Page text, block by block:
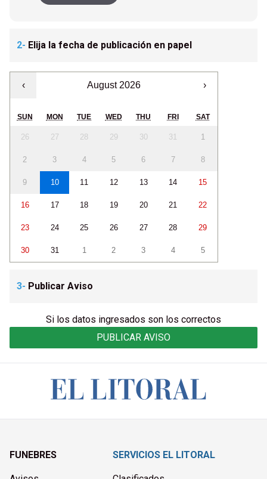
2- Elija la fecha de publicación en papel
‹ August 2026 ›
SUN MON TUE WED THU FRI SAT
26 27 28 29 30 31 1
2 3 4 5 6 7 8
9 10 11 12 13 14 15
16 17 18 19 20 21 22
23 24 25 26 27 28 29
30 31 1 2 3 4 5
3- Publicar Aviso
Si los datos ingresados son los correctos
PUBLICAR AVISO
FUNEBRES SERVICIOS EL LITORAL